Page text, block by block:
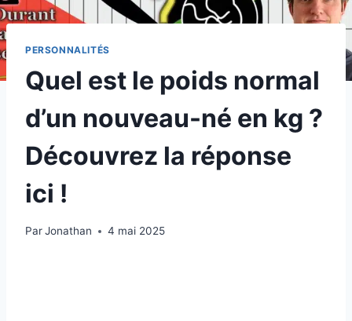
PERSONNALITÉS
Quel est le poids normal
d’un nouveau-né en kg ?
Découvrez la réponse
ici !
ParJonathan 4 mai 2025